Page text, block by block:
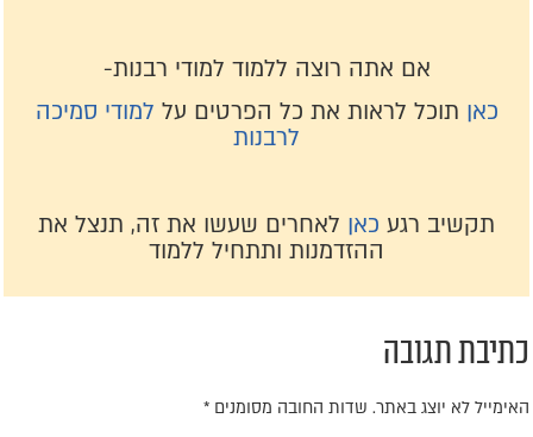
אם אתה רוצה ללמוד למודי רבנות-
כאןתוכל לראות את כל הפרטים על למודי סמיכה
לרבנות
תקשיב רגע כאןלאחרים שעשו את זה, תנצל את
ההזדמנות ותתחיל ללמוד
תגובה
לא יוצג באתר. שדות החובה מסומנים